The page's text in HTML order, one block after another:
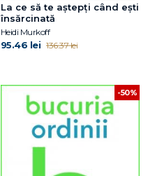
La ce să te aștepți când ești
însărcinată
Heidi Murkoff
95.46 lei 136.37 lei
-50%